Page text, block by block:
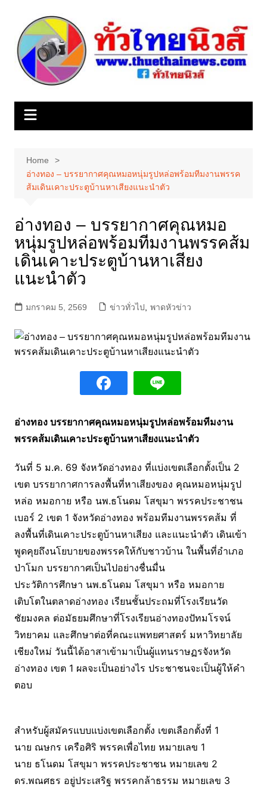
content
Home
อ่างทอง – บรรยากาศคุณหมอหนุ่มรูปหล่อพร้อมทีมงานพรรค
ส้มเดินเคาะประตูบ้านหาเสียงแนะนำตัว
อ่างทอง – บรรยากาศคุณหมอ
หนุ่มรูปหล่อพร้อมทีมงานพรรคส้ม
เดินเคาะประตูบ้านหาเสียง
แนะนำตัว
มกราคม 5, 2569 ข่าวทั่วไป พาดหัวข่าว
อ่างทอง บรรยากาศคุณหมอหนุ่มรูปหล่อพร้อมทีมงาน
พรรคส้มเดินเคาะประตูบ้านหาเสียงแนะนำตัว
วันที่ 5 ม.ค. 69 จังหวัดอ่างทอง ที่แบ่งเขตเลือกตั้งเป็น 2
เขต บรรยากาศการลงพื้นที่หาเสียงของ คุณหมอหนุ่มรูป
หล่อ หมอกาย หรือ นพ.ธโนดม โสขุมา พรรคประชาชน
เบอร์ 2 เขต 1 จังหวัดอ่างทอง พร้อมทีมงานพรรคส้ม ที่
ลงพื้นที่เดินเคาะประตูบ้านหาเสียง และแนะนำตัว เดินเข้า
พูดคุยถึงนโยบายของพรรคให้กับชาวบ้าน ในพื้นที่อำเภอ
ป่าโมก บรรยากาศเป็นไปอย่างชื่นมื่น
ประวัติการศึกษา นพ.ธโนดม โสขุมา หรือ หมอกาย
เติบโตในตลาดอ่างทอง เรียนชั้นประถมที่โรงเรียนวัด
ชัยมงคล ต่อมัธยมศึกษาที่โรงเรียนอ่างทองปัทมโรจน์
วิทยาคม และศึกษาต่อที่คณะแพทยศาสตร์ มหาวิทยาลัย
เชียงใหม่ วันนี้ได้อาสาเข้ามาเป็นผู้แทนราษฏรจังหวัด
อ่างทอง เขต 1 ผลจะเป็นอย่างไร ประชาชนจะเป็นผู้ให้คำ
ตอบ
สำหรับผู้สมัครแบบแบ่งเขตเลือกตั้ง เขตเลือกตั้งที่ 1
นาย ณษกร เครือศิริ พรรคเพื่อไทย หมายเลข 1
นาย ธโนดม โสขุมา พรรคประชาชน หมายเลข 2
ดร.พณศธร อยู่ประเสริฐ พรรคกล้าธรรม หมายเลข 3